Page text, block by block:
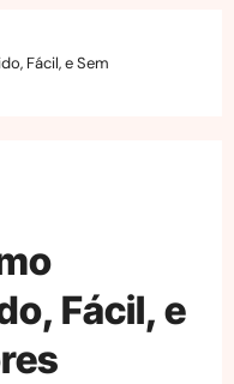
Fácil, e Sem
Fácil, e